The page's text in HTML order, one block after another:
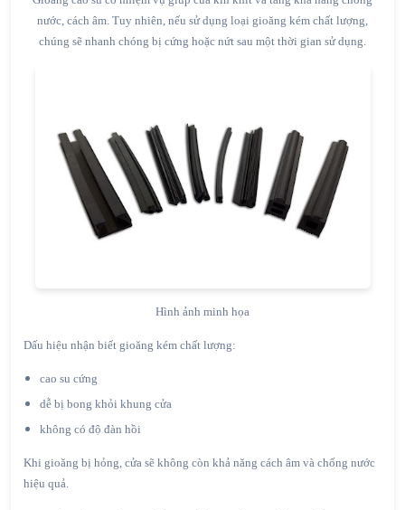
nước, cách âm. Tuy nhiên, nếu sử dụng loại gioăng kém chất lượng,
chúng sẽ nhanh chóng bị cứng hoặc nứt sau một thời gian sử dụng.
Hình ảnh minh họa
Dấu hiệu nhận biết gioăng kém chất lượng:
cao su cứng
dễ bị bong khỏi khung cửa
không có độ đàn hồi
Khi gioăng bị hỏng, cửa sẽ không còn khả năng cách âm và chống nước
hiệu quả.